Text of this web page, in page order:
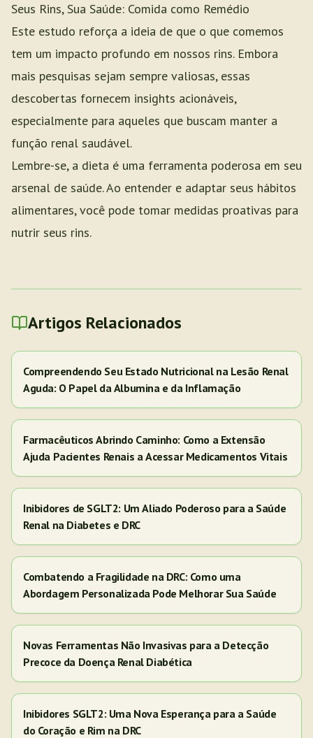
Seus Rins, Sua Saúde: Comida como Remédio
Este estudo reforça a ideia de que o que comemos
tem um impacto profundo em nossos rins. Embora
mais pesquisas sejam sempre valiosas, essas
descobertas fornecem insights acionáveis,
especialmente para aqueles que buscam manter a
função renal saudável.
Lembre-se, a dieta é uma ferramenta poderosa em seu
arsenal de saúde. Ao entender e adaptar seus hábitos
alimentares, você pode tomar medidas proativas para
nutrir seus rins.
Artigos Relacionados
Compreendendo Seu Estado Nutricional na Lesão Renal
Aguda: O Papel da Albumina e da Inflamação
Farmacêuticos Abrindo Caminho: Como a Extensão
Ajuda Pacientes Renais a Acessar Medicamentos Vitais
Inibidores de SGLT2: Um Aliado Poderoso para a Saúde
Renal na Diabetes e DRC
Combatendo a Fragilidade na DRC: Como uma
Abordagem Personalizada Pode Melhorar Sua Saúde
Novas Ferramentas Não Invasivas para a Detecção
Precoce da Doença Renal Diabética
Inibidores SGLT2: Uma Nova Esperança para a Saúde
do Coração e Rim na DRC